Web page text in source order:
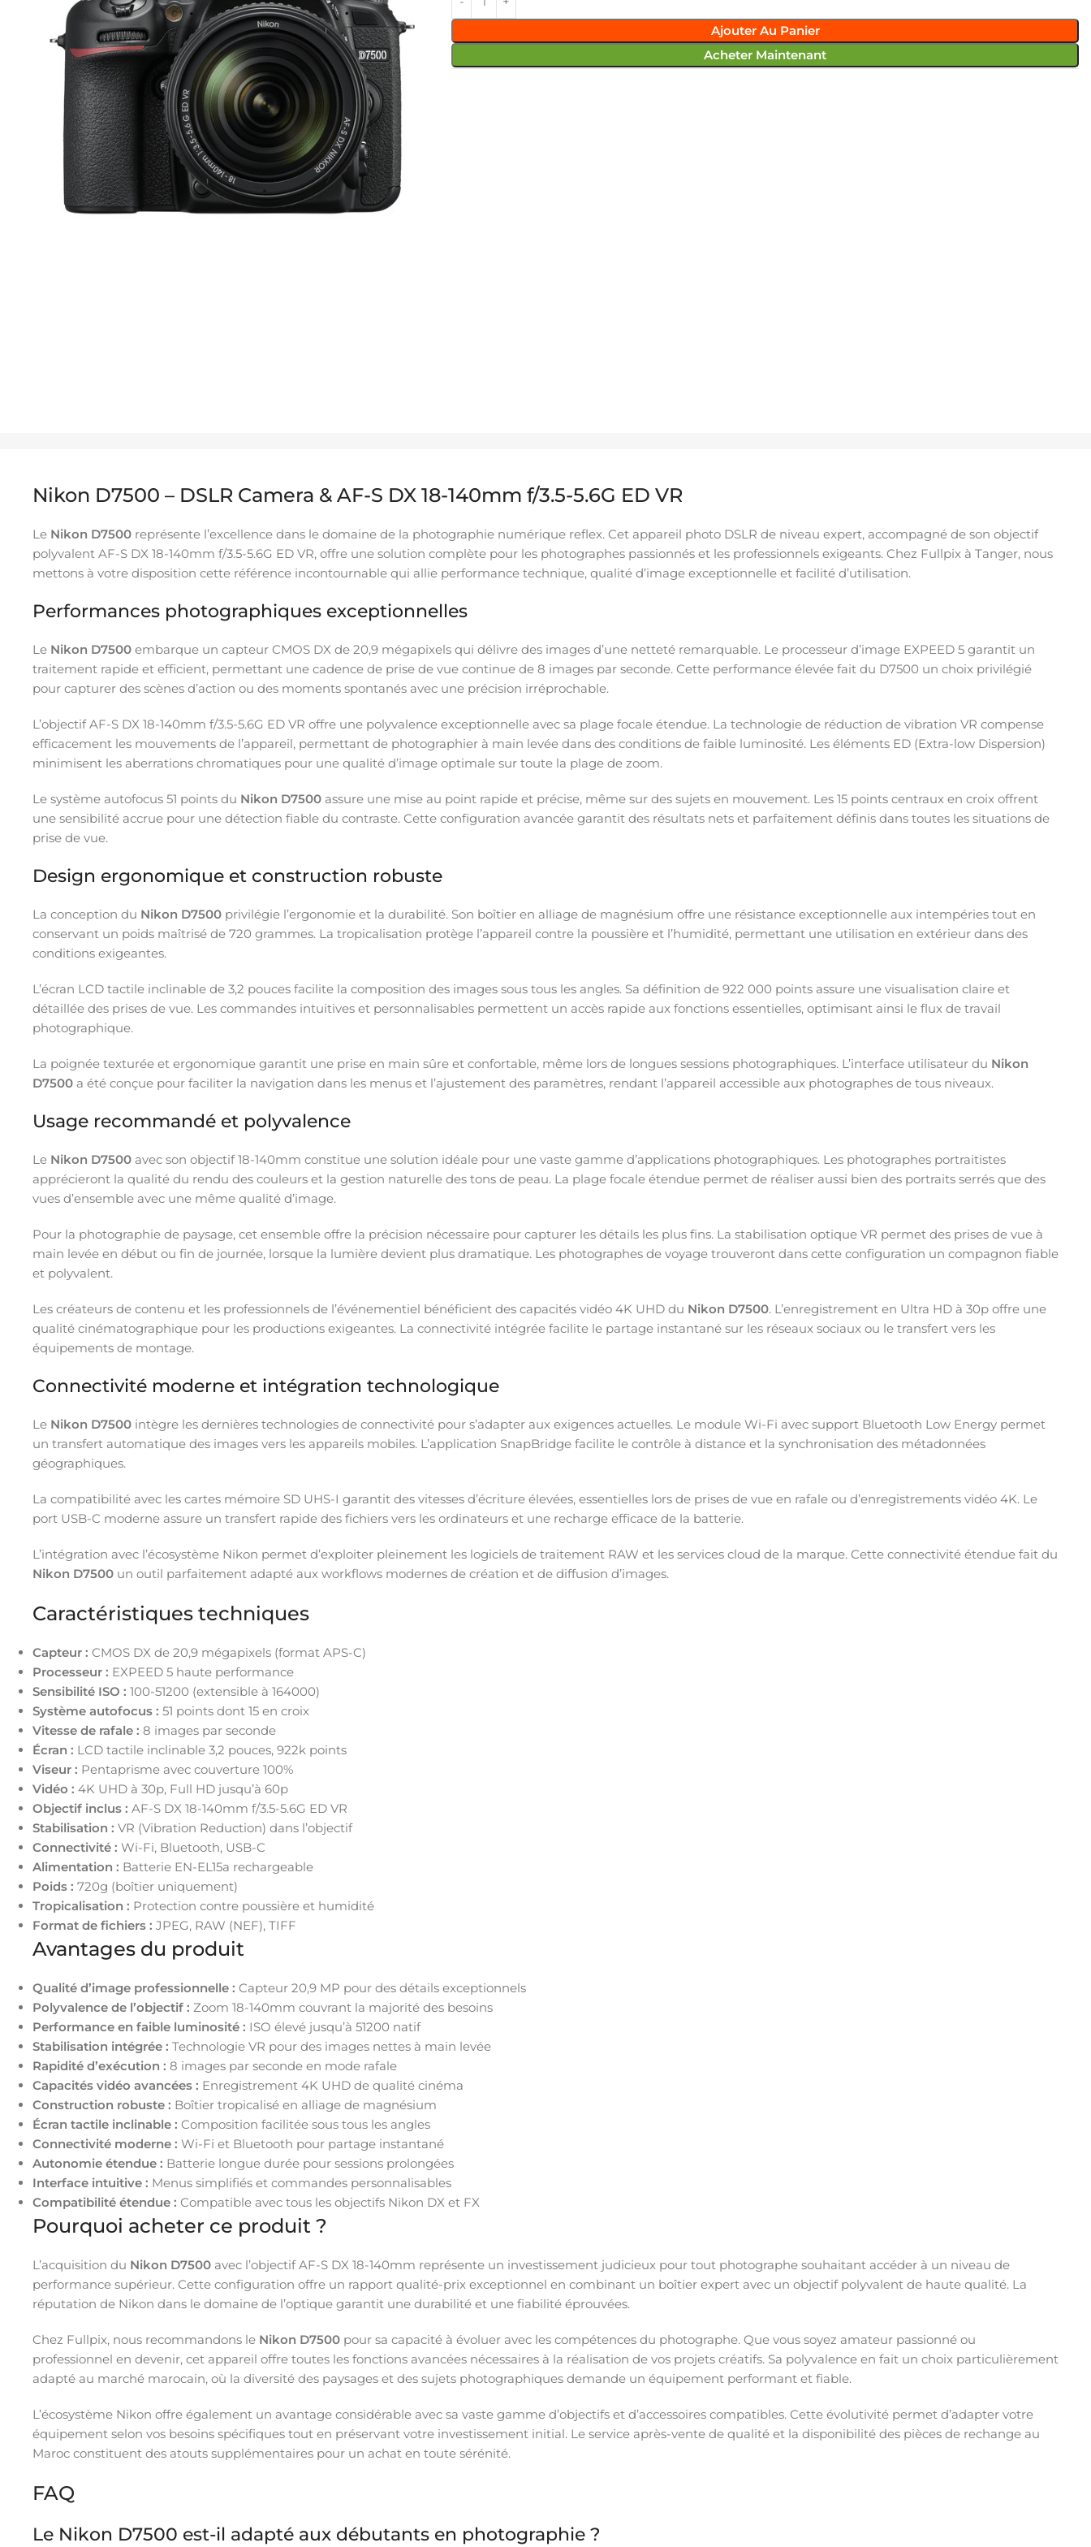
Ajouter Au Panier
Acheter Maintenant
Nikon D7500 – DSLR Camera & AF-S DX 18-140mm f/3.5-5.6G ED VR
Le Nikon D7500 représente l’excellence dans le domaine de la photographie numérique reflex. Cet appareil photo DSLR de niveau expert, accompagné de son objectif
polyvalent AF-S DX 18-140mm f/3.5-5.6G ED VR, offre une solution complète pour les photographes passionnés et les professionnels exigeants. Chez Fullpix à Tanger, nous
mettons à votre disposition cette référence incontournable qui allie performance technique, qualité d’image exceptionnelle et facilité d’utilisation.
Performances photographiques exceptionnelles
Le Nikon D7500 embarque un capteur CMOS DX de 20,9 mégapixels qui délivre des images d’une netteté remarquable. Le processeur d’image EXPEED 5 garantit un
traitement rapide et efficient, permettant une cadence de prise de vue continue de 8 images par seconde. Cette performance élevée fait du D7500 un choix privilégié
pour capturer des scènes d’action ou des moments spontanés avec une précision irréprochable.
L’objectif AF-S DX 18-140mm f/3.5-5.6G ED VR offre une polyvalence exceptionnelle avec sa plage focale étendue. La technologie de réduction de vibration VR compense
efficacement les mouvements de l’appareil, permettant de photographier à main levée dans des conditions de faible luminosité. Les éléments ED (Extra-low Dispersion)
minimisent les aberrations chromatiques pour une qualité d’image optimale sur toute la plage de zoom.
Le système autofocus 51 points du Nikon D7500 assure une mise au point rapide et précise, même sur des sujets en mouvement. Les 15 points centraux en croix offrent
une sensibilité accrue pour une détection fiable du contraste. Cette configuration avancée garantit des résultats nets et parfaitement définis dans toutes les situations de
prise de vue.
Design ergonomique et construction robuste
La conception du Nikon D7500 privilégie l’ergonomie et la durabilité. Son boîtier en alliage de magnésium offre une résistance exceptionnelle aux intempéries tout en
conservant un poids maîtrisé de 720 grammes. La tropicalisation protège l’appareil contre la poussière et l’humidité, permettant une utilisation en extérieur dans des
conditions exigeantes.
L’écran LCD tactile inclinable de 3,2 pouces facilite la composition des images sous tous les angles. Sa définition de 922 000 points assure une visualisation claire et
détaillée des prises de vue. Les commandes intuitives et personnalisables permettent un accès rapide aux fonctions essentielles, optimisant ainsi le flux de travail
photographique.
La poignée texturée et ergonomique garantit une prise en main sûre et confortable, même lors de longues sessions photographiques. L’interface utilisateur du Nikon
D7500 a été conçue pour faciliter la navigation dans les menus et l’ajustement des paramètres, rendant l’appareil accessible aux photographes de tous niveaux.
Usage recommandé et polyvalence
Le Nikon D7500 avec son objectif 18-140mm constitue une solution idéale pour une vaste gamme d’applications photographiques. Les photographes portraitistes
apprécieront la qualité du rendu des couleurs et la gestion naturelle des tons de peau. La plage focale étendue permet de réaliser aussi bien des portraits serrés que des
vues d’ensemble avec une même qualité d’image.
Pour la photographie de paysage, cet ensemble offre la précision nécessaire pour capturer les détails les plus fins. La stabilisation optique VR permet des prises de vue à
main levée en début ou fin de journée, lorsque la lumière devient plus dramatique. Les photographes de voyage trouveront dans cette configuration un compagnon fiable
et polyvalent.
Les créateurs de contenu et les professionnels de l’événementiel bénéficient des capacités vidéo 4K UHD du Nikon D7500. L’enregistrement en Ultra HD à 30p offre une
qualité cinématographique pour les productions exigeantes. La connectivité intégrée facilite le partage instantané sur les réseaux sociaux ou le transfert vers les
équipements de montage.
Connectivité moderne et intégration technologique
Le Nikon D7500 intègre les dernières technologies de connectivité pour s’adapter aux exigences actuelles. Le module Wi-Fi avec support Bluetooth Low Energy permet
un transfert automatique des images vers les appareils mobiles. L’application SnapBridge facilite le contrôle à distance et la synchronisation des métadonnées
géographiques.
La compatibilité avec les cartes mémoire SD UHS-I garantit des vitesses d’écriture élevées, essentielles lors de prises de vue en rafale ou d’enregistrements vidéo 4K. Le
port USB-C moderne assure un transfert rapide des fichiers vers les ordinateurs et une recharge efficace de la batterie.
L’intégration avec l’écosystème Nikon permet d’exploiter pleinement les logiciels de traitement RAW et les services cloud de la marque. Cette connectivité étendue fait du
Nikon D7500 un outil parfaitement adapté aux workflows modernes de création et de diffusion d’images.
Caractéristiques techniques
Capteur : CMOS DX de 20,9 mégapixels (format APS-C)
Processeur : EXPEED 5 haute performance
Sensibilité ISO : 100-51200 (extensible à 164000)
Système autofocus : 51 points dont 15 en croix
Vitesse de rafale : 8 images par seconde
Écran : LCD tactile inclinable 3,2 pouces, 922k points
Viseur : Pentaprisme avec couverture 100%
Vidéo : 4K UHD à 30p, Full HD jusqu’à 60p
Objectif inclus : AF-S DX 18-140mm f/3.5-5.6G ED VR
Stabilisation : VR (Vibration Reduction) dans l’objectif
Connectivité : Wi-Fi, Bluetooth, USB-C
Alimentation : Batterie EN-EL15a rechargeable
Poids : 720g (boîtier uniquement)
Tropicalisation : Protection contre poussière et humidité
Format de fichiers : JPEG, RAW (NEF), TIFF
Avantages du produit
Qualité d’image professionnelle : Capteur 20,9 MP pour des détails exceptionnels
Polyvalence de l’objectif : Zoom 18-140mm couvrant la majorité des besoins
Performance en faible luminosité : ISO élevé jusqu’à 51200 natif
Stabilisation intégrée : Technologie VR pour des images nettes à main levée
Rapidité d’exécution : 8 images par seconde en mode rafale
Capacités vidéo avancées : Enregistrement 4K UHD de qualité cinéma
Construction robuste : Boîtier tropicalisé en alliage de magnésium
Écran tactile inclinable : Composition facilitée sous tous les angles
Connectivité moderne : Wi-Fi et Bluetooth pour partage instantané
Autonomie étendue : Batterie longue durée pour sessions prolongées
Interface intuitive : Menus simplifiés et commandes personnalisables
Compatibilité étendue : Compatible avec tous les objectifs Nikon DX et FX
Pourquoi acheter ce produit ?
L’acquisition du Nikon D7500 avec l’objectif AF-S DX 18-140mm représente un investissement judicieux pour tout photographe souhaitant accéder à un niveau de
performance supérieur. Cette configuration offre un rapport qualité-prix exceptionnel en combinant un boîtier expert avec un objectif polyvalent de haute qualité. La
réputation de Nikon dans le domaine de l’optique garantit une durabilité et une fiabilité éprouvées.
Chez Fullpix, nous recommandons le Nikon D7500 pour sa capacité à évoluer avec les compétences du photographe. Que vous soyez amateur passionné ou
professionnel en devenir, cet appareil offre toutes les fonctions avancées nécessaires à la réalisation de vos projets créatifs. Sa polyvalence en fait un choix particulièrement
adapté au marché marocain, où la diversité des paysages et des sujets photographiques demande un équipement performant et fiable.
L’écosystème Nikon offre également un avantage considérable avec sa vaste gamme d’objectifs et d’accessoires compatibles. Cette évolutivité permet d’adapter votre
équipement selon vos besoins spécifiques tout en préservant votre investissement initial. Le service après-vente de qualité et la disponibilité des pièces de rechange au
Maroc constituent des atouts supplémentaires pour un achat en toute sérénité.
FAQ
Le Nikon D7500 est-il adapté aux débutants en photographie ?